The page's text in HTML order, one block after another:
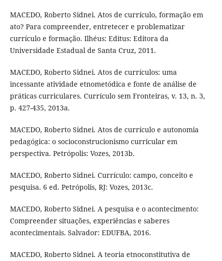
MACEDO, Roberto Sidnei. Atos de currículo, formação em
ato? Para compreender, entretecer e problematizar
currículo e formação. Ilhéus: Editus: Editora da
Universidade Estadual de Santa Cruz, 2011.
MACEDO, Roberto Sidnei. Atos de currículos: uma
incessante atividade etnometódica e fonte de análise de
práticas curriculares. Currículo sem Fronteiras, v. 13, n. 3,
p. 427-435, 2013a.
MACEDO, Roberto Sidnei. Atos de currículo e autonomia
pedagógica: o socioconstrucionismo curricular em
perspectiva. Petrópolis: Vozes, 2013b.
MACEDO, Roberto Sidnei. Currículo: campo, conceito e
pesquisa. 6 ed. Petrópolis, RJ: Vozes, 2013c.
MACEDO, Roberto Sidnei. A pesquisa e o acontecimento:
Compreender situações, experiências e saberes
acontecimentais. Salvador: EDUFBA, 2016.
MACEDO, Roberto Sidnei. A teoria etnoconstitutiva de